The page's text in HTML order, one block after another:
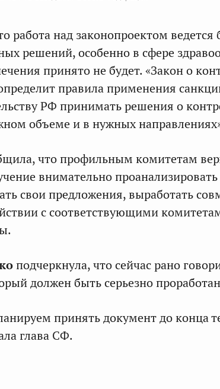
работа над законопроектом ведется
решений, особенно в сфере
принято не будет. «Закон о
правила применения
РФ принимать решения о
объеме и в нужных
что профильным комитетам
внимательно проанализировать
свои предложения, выработать
с соответствующими
подчеркнула, что сейчас рано
должен быть серьезно
принять документ до конца
глава СФ.